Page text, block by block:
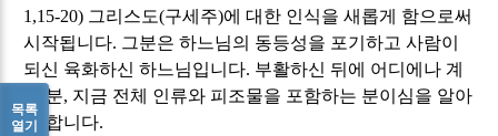
1,15-20) 그리스도(구세주)에 대한 인식을 새롭게 함으로써
시작됩니다. 그분은 하느님의 동등성을 포기하고 사람이
되신 육화하신 하느님입니다. 부활하신 뒤에 어디에나 계
신 분, 지금 전체 인류와 피조물을 포함하는 분이심을 알아
야 합니다.
목록
열기